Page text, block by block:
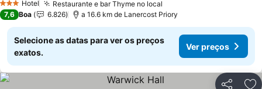
3 EstrelasHotel Restaurante e bar Thyme no local
7,6 Boa 6.826 a 16.6 km de Lanercost Priory
Selecione as datas para ver os preços
exatos.
Ver preços